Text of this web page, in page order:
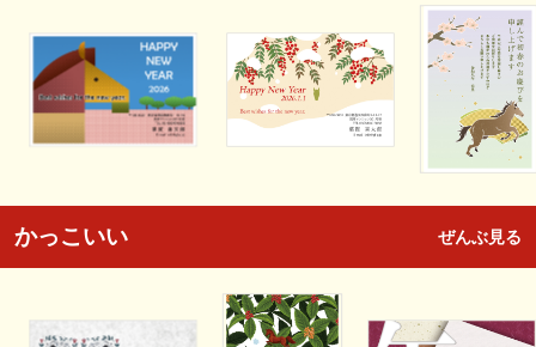
かっこいい ぜんぶ見る